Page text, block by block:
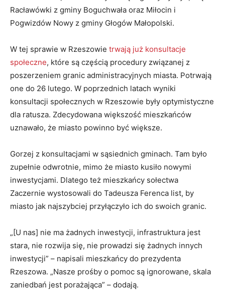
Racławówki z gminy Boguchwała oraz Miłocin i
Pogwizdów Nowy z gminy Głogów Małopolski.
W tej sprawie w Rzeszowie trwają już konsultacje
społeczne, które są częścią procedury związanej z
poszerzeniem granic administracyjnych miasta. Potrwają
one do 26 lutego. W poprzednich latach wyniki
konsultacji społecznych w Rzeszowie były optymistyczne
dla ratusza. Zdecydowana większość mieszkańców
uznawało, że miasto powinno być większe.
Gorzej z konsultacjami w sąsiednich gminach. Tam było
zupełnie odwrotnie, mimo że miasto kusiło nowymi
inwestycjami. Dlatego też mieszkańcy sołectwa
Zaczernie wystosowali do Tadeusza Ferenca list, by
miasto jak najszybciej przyłączyło ich do swoich granic.
„[U nas] nie ma żadnych inwestycji, infrastruktura jest
stara, nie rozwija się, nie prowadzi się żadnych innych
inwestycji” – napisali mieszkańcy do prezydenta
Rzeszowa. „Nasze prośby o pomoc są ignorowane, skala
zaniedbań jest porażająca” – dodają.